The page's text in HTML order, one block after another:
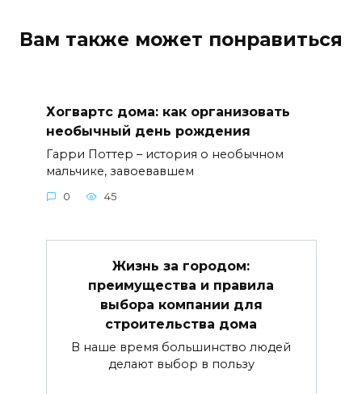
Вам также может понравиться
Хогвартс дома: как организовать
необычный день рождения
Гарри Поттер – история о необычном
мальчике, завоевавшем
0 45
Жизнь за городом:
преимущества и правила
выбора компании для
строительства дома
В наше время большинство людей
делают выбор в пользу